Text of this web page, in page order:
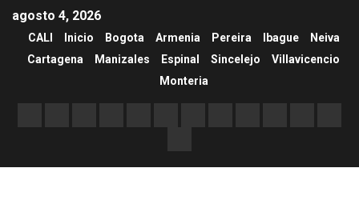
agosto 4, 2026
CALI Inicio Bogota Armenia Pereira Ibague
Neiva
Cartagena
Manizales Espinal Sincelejo
Villavicencio
Monteria